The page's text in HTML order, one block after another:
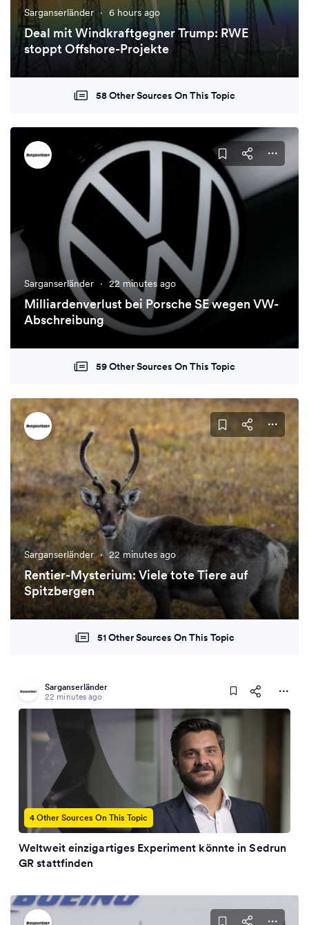
Sarganserländer · 6 hours ago
Deal mit Windkraftgegner Trump: RWE
stoppt Offshore-Projekte
58 Other Sources On This Topic
Sarganserländer · 22 minutes ago
Milliardenverlust bei Porsche SE wegen VW-
Abschreibung
59 Other Sources On This Topic
Sarganserländer · 22 minutes ago
Rentier-Mysterium: Viele tote Tiere auf
Spitzbergen
51 Other Sources On This Topic
Sarganserländer
22 minutes ago
4 Other Sources On This Topic
Weltweit einzigartiges Experiment könnte in Sedrun
GR stattfinden